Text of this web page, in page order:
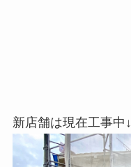
新店舗は現在工事中↓